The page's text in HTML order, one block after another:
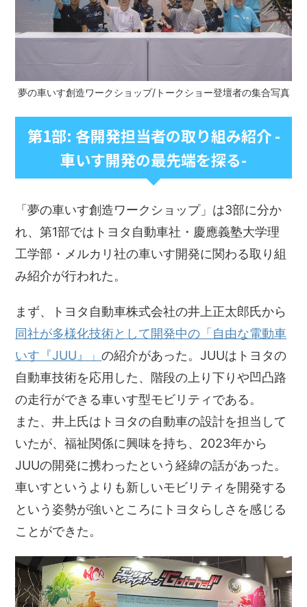
夢の車いす創造ワークショップ/トークショー登壇者の集合写真
第1部: 各開発担当者の取り組み紹介 -
車いす開発の最先端を探る-
「夢の車いす創造ワークショップ」は3部に分か
れ、第1部ではトヨタ自動車社・慶應義塾大学理
工学部・メルカリ社の車いす開発に関わる取り組
み紹介が行われた。
まず、トヨタ自動車株式会社の井上正太郎氏から
同社が多様化技術として開発中の「自由な電動車
いす『JUU』」の紹介があった。JUUはトヨタの
自動車技術を応用した、階段の上り下りや凹凸路
の走行ができる車いす型モビリティである。
また、井上氏はトヨタの自動車の設計を担当して
いたが、福祉関係に興味を持ち、2023年から
JUUの開発に携わったという経緯の話があった。
車いすというよりも新しいモビリティを開発する
という姿勢が強いところにトヨタらしさを感じる
ことができた。